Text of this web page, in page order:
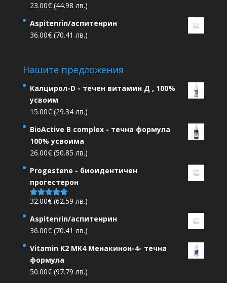
Оценено на
23.00€ (44.98 лв.)
Aspitenrin/аспитенрин
36.00€ (70.41 лв.)
Нашите предложения
Калцирол-D - течен витамин Д , 100%
усвоим
15.00€ (29.34 лв.)
BioActive B complex - течна формула
100% усвоима
26.00€ (50.85 лв.)
Progestene - биоидентичен
прогестерон
Оценено на
32.00€ (62.59 лв.)
Aspitenrin/аспитенрин
36.00€ (70.41 лв.)
Vitamin K2 MK4 Менакинон-4- течна
формула
50.00€ (97.79 лв.)